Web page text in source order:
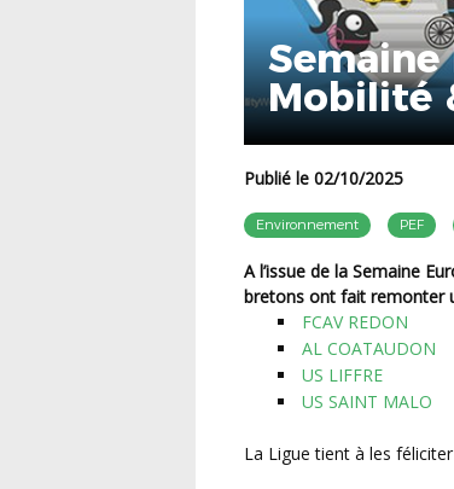
Semaine
Mobilité
Publié le 02/10/2025
Environnement PEF
A l’issue de la Semaine Européenne de la Mobilité (S.E.M., du 16 au 22 septembre), 4 clubs
bretons ont fait remonter
FCAV REDON
AL COATAUDON
US LIFFRE
US SAINT MALO
La Ligue tient à les